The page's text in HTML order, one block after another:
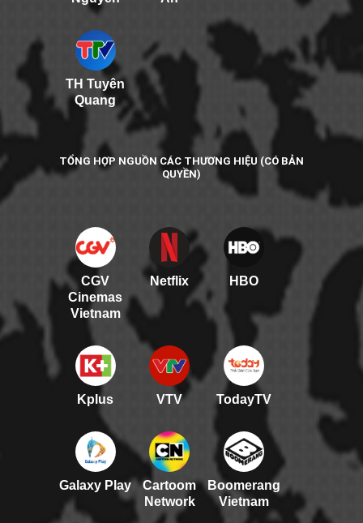
TH Tuyên
Quang
TỔNG HỢP NGUỒN CÁC THƯƠNG HIỆU (CÓ BẢN
QUYỀN)
CGV
Cinemas
Vietnam
Netflix HBO
Kplus VTV TodayTV
Galaxy Play
Cartoom
Network
Boomerang
Vietnam